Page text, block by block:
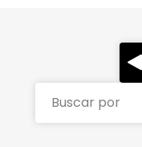
Buscar por